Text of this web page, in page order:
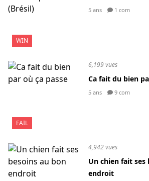
WIN
5 ans 1 com
FAIL
6,199 vues
Ca fait du bien
5 ans 9 com
4,942 vues
Un chien fait ses
endroit